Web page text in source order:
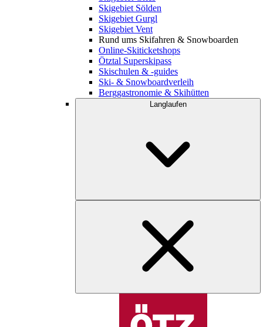
Skigebiet Sölden
Skigebiet Gurgl
Skigebiet Vent
Rund ums Skifahren & Snowboarden
Online-Skiticketshops
Ötztal Superskipass
Skischulen & -guides
Ski- & Snowboardverleih
Berggastronomie & Skihütten
Langlaufen